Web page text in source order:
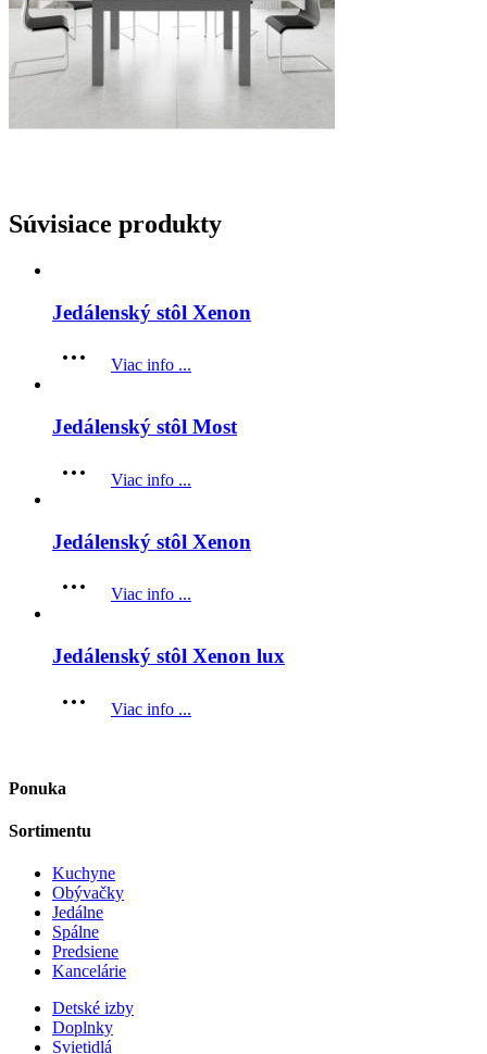
Súvisiace produkty
Jedálenský stôl Xenon
Viac info ...
Jedálenský stôl Most
Viac info ...
Jedálenský stôl Xenon
Viac info ...
Jedálenský stôl Xenon lux
Viac info ...
Ponuka
Sortimentu
Kuchyne
Obývačky
Jedálne
Spálne
Predsiene
Kancelárie
Detské izby
Doplnky
Svietidlá